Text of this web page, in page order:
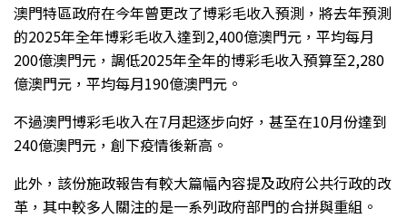
澳門特區政府在今年曾更改了博彩毛收入預測，將去年預測
的2025年全年博彩毛收入達到2,400億澳門元，平均每月
200億澳門元，調低2025年全年的博彩毛收入預算至2,280
億澳門元，平均每月190億澳門元。
不過澳門博彩毛收入在7月起逐步向好，甚至在10月份達到
240億澳門元，創下疫情後新高。
此外，該份施政報告有較大篇幅內容提及政府公共行政的改
革，其中較多人關注的是一系列政府部門的合拼與重組。